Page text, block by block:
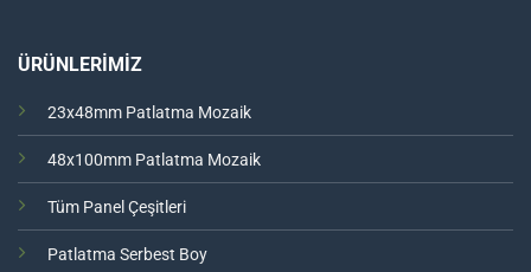
ÜRÜNLERİMİZ
23x48mm Patlatma Mozaik
48x100mm Patlatma Mozaik
Tüm Panel Çeşitleri
Patlatma Serbest Boy